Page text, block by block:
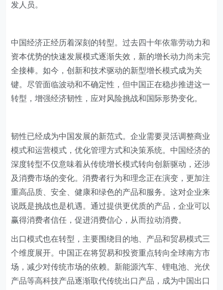
发人员。
中国经济正经历着深刻的转型。过去四十年依靠劳动力和
资本优势的快速发展模式逐渐失效，新的增长动力尚未完
全接棒。如今，创新和技术驱动的新型增长模式成为关
键。尽管面临波动和不确定性，但中国正在稳步推进这一
转型，增强经济韧性，应对风险挑战和国际形势变化。
韧性已经成为中国发展的新范式。企业需要灵活调整商业
模式和运营模式，优化管理方式和决策系统。中国经济的
深度转型不仅意味着从传统增长模式转向创新驱动，还涉
及消费市场的变化。消费者行为和理念正在演变，更加注
重高品质、安全、健康和绿色的产品和服务。这对企业来
说既是挑战也是机遇。通过提供更优质的产品，企业可以
赢得消费者信任，促进消费信心，从而拉动消费。
出口模式也在转型，主要围绕目的地、产品和贸易模式三
个维度展开。中国正在将贸易和投资重点转向全球南方市
场，减少对传统市场的依赖。新能源汽车、锂电池、光伏
产品等高科技产品逐渐取代传统出口产品，成为中国出口